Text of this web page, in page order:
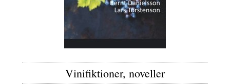
Vinifiktioner, noveller